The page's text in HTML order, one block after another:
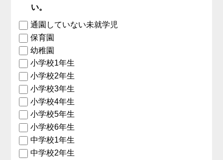
い。
通園していない未就学児
保育園
幼稚園
小学校1年生
小学校2年生
小学校3年生
小学校4年生
小学校5年生
小学校6年生
中学校1年生
中学校2年生